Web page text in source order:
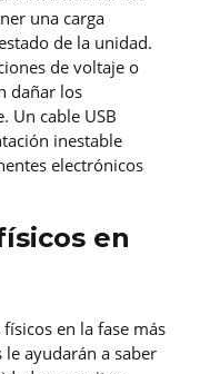
una carga
de la unidad.
de voltaje o
dañar los
Un cable USB
inestable
electrónicos
en
en la fase más
ayudarán a saber